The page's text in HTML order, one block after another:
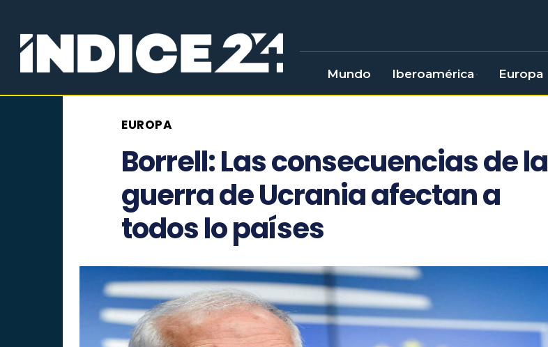
Mundo Iberoamérica Europa
EUROPA
Borrell: Las consecuencias de la
guerra de Ucrania afectan a
todos lo países